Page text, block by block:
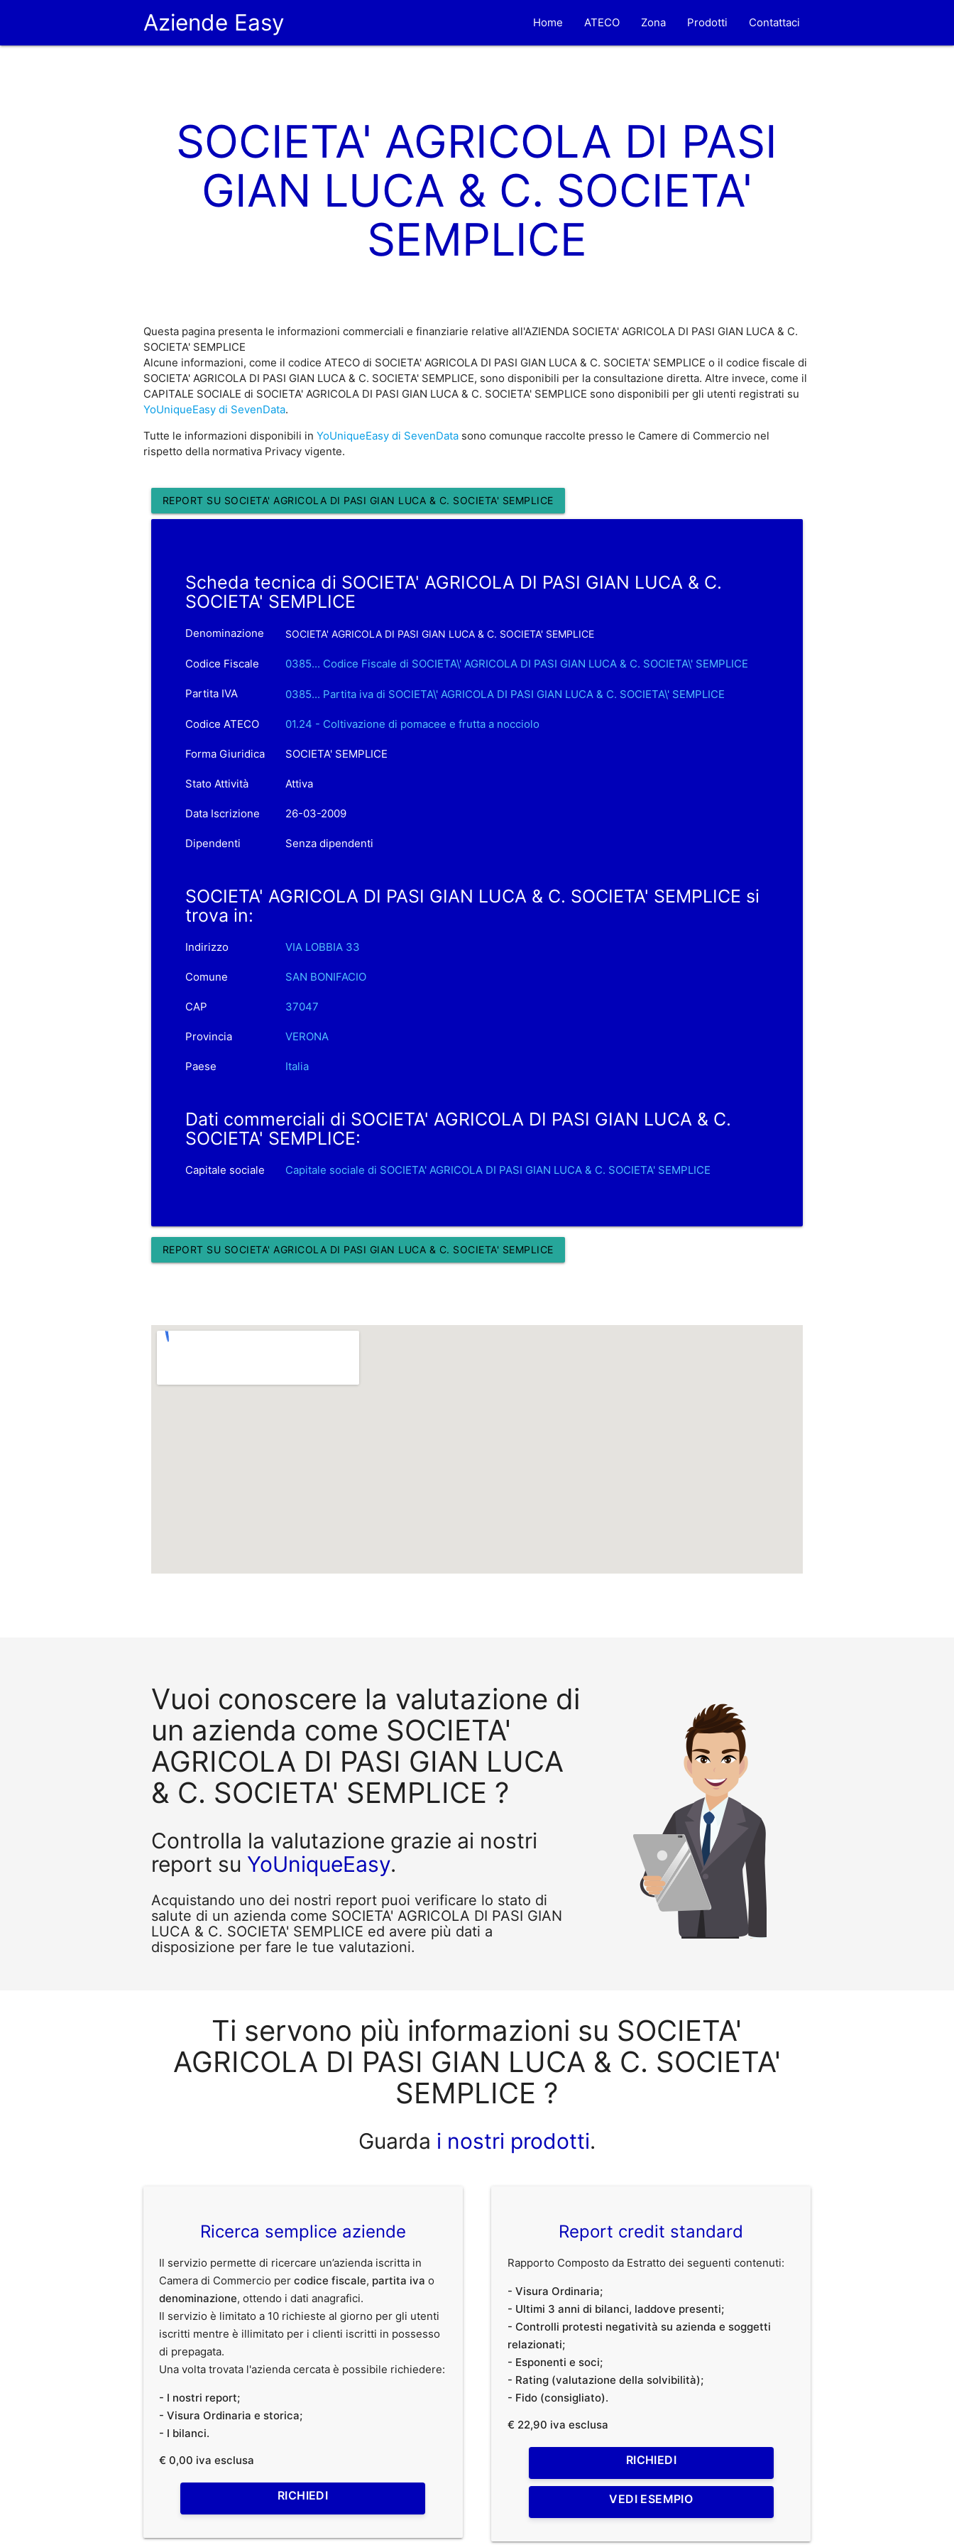
Aziende Easy Home ATECO Zona Prodotti Contattaci
SOCIETA' AGRICOLA DI PASI
GIAN LUCA & C. SOCIETA'
SEMPLICE
Questa pagina presenta le informazioni commerciali e finanziarie relative all'AZIENDA SOCIETA' AGRICOLA DI PASI GIAN LUCA & C.
SOCIETA' SEMPLICE
Alcune informazioni, come il codice ATECO di SOCIETA' AGRICOLA DI PASI GIAN LUCA & C. SOCIETA' SEMPLICE o il codice fiscale di
SOCIETA' AGRICOLA DI PASI GIAN LUCA & C. SOCIETA' SEMPLICE, sono disponibili per la consultazione diretta. Altre invece, come il
CAPITALE SOCIALE di SOCIETA' AGRICOLA DI PASI GIAN LUCA & C. SOCIETA' SEMPLICE sono disponibili per gli utenti registrati su
YoUniqueEasy di SevenData.
Tutte le informazioni disponibili in YoUniqueEasy di SevenDatasono comunque raccolte presso le Camere di Commercio nel
rispetto della normativa Privacy vigente.
REPORT SU SOCIETA' AGRICOLA DI PASI GIAN LUCA & C. SOCIETA' SEMPLICE
Scheda tecnica di SOCIETA' AGRICOLA DI PASI GIAN LUCA & C.
SOCIETA' SEMPLICE
Denominazione SOCIETA' AGRICOLA DI PASI GIAN LUCA & C. SOCIETA' SEMPLICE
Codice Fiscale 0385... Codice Fiscale di SOCIETA\' AGRICOLA DI PASI GIAN LUCA & C. SOCIETA\' SEMPLICE
Partita IVA 0385... Partita iva di SOCIETA\' AGRICOLA DI PASI GIAN LUCA & C. SOCIETA\' SEMPLICE
Codice ATECO 01.24 - Coltivazione di pomacee e frutta a nocciolo
Forma Giuridica SOCIETA' SEMPLICE
Stato Attività Attiva
Data Iscrizione 26-03-2009
Dipendenti Senza dipendenti
SOCIETA' AGRICOLA DI PASI GIAN LUCA & C. SOCIETA' SEMPLICE si
trova in:
Indirizzo VIA LOBBIA 33
Comune SAN BONIFACIO
CAP 37047
Provincia VERONA
Paese Italia
Dati commerciali di SOCIETA' AGRICOLA DI PASI GIAN LUCA & C.
SOCIETA' SEMPLICE:
Capitale sociale Capitale sociale di SOCIETA' AGRICOLA DI PASI GIAN LUCA & C. SOCIETA' SEMPLICE
REPORT SU SOCIETA' AGRICOLA DI PASI GIAN LUCA & C. SOCIETA' SEMPLICE
Vuoi conoscere la valutazione di
un azienda come SOCIETA'
AGRICOLA DI PASI GIAN LUCA
& C. SOCIETA' SEMPLICE ?
Controlla la valutazione grazie ai nostri
report su YoUniqueEasy.
Acquistando uno dei nostri report puoi verificare lo stato di
salute di un azienda come SOCIETA' AGRICOLA DI PASI GIAN
LUCA & C. SOCIETA' SEMPLICE ed avere più dati a
disposizione per fare le tue valutazioni.
Ti servono più informazioni su SOCIETA'
AGRICOLA DI PASI GIAN LUCA & C. SOCIETA'
SEMPLICE ?
Guarda i nostri prodotti.
Ricerca semplice aziende
Il servizio permette di ricercare un’azienda iscritta in
Camera di Commercio percodice fiscale, partita iva o
denominazione, ottendo i dati anagrafici.
Il servizio è limitato a 10 richieste al giorno per gli utenti
iscritti mentre è illimitato per i clienti iscritti in possesso
di prepagata.
Una volta trovata l'azienda cercata è possibile richiedere:
- I nostri report;
- Visura Ordinaria e storica;
- I bilanci.
€ 0,00 iva esclusa
RICHIEDI
Report credit standard
Rapporto Composto da Estratto dei seguenti contenuti:
- Visura Ordinaria;
- Ultimi 3 anni di bilanci, laddove presenti;
- Controlli protesti negatività su azienda e soggetti
relazionati;
- Esponenti e soci;
- Rating (valutazione della solvibilità);
- Fido (consigliato).
€ 22,90 iva esclusa
RICHIEDI
VEDI ESEMPIO